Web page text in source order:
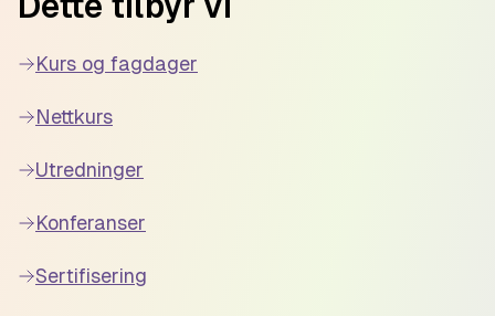
Kurs og fagdager
Nettkurs
Utredninger
Konferanser
Sertifisering